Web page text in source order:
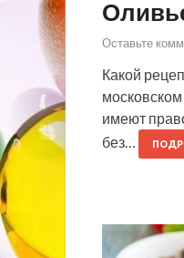
Оставьте
Какой
имеют
без…